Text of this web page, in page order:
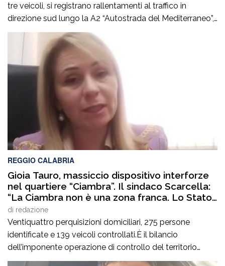
tre veicoli, si registrano rallentamenti al traffico in
direzione sud lungo la A2 “Autostrada del Mediterraneo”,
nel tratto compreso tra gli svincoli di Altilia Grimaldi (CS)
e San Mango D’Aquino (CZ). Sul posto è intervenuto il
personale Anas, il 118 e il soccorso meccanico […]
REGGIO CALABRIA
Gioia Tauro, massiccio dispositivo interforze
nel quartiere “Ciambra”. Il sindaco Scarcella:
“La Ciambra non è una zona franca. Lo Stato
c’è e si vede”
di redazione
Ventiquattro perquisizioni domiciliari, 275 persone
identificate e 139 veicoli controllati.È il bilancio
dell’imponente operazione di controllo del territorio
condotta il7 agosto nel quartiere Ciambra di Gioia Tauro,